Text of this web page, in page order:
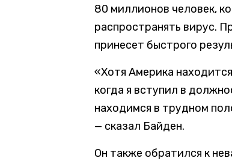
80 миллионов человек,
распространять вирус.
принесет быстрого
«Хотя Америка
когда я вступил в
находимся в трудном
— сказал Байден.
Он также обратился к